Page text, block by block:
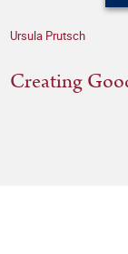
Ursula Prutsch
Creating